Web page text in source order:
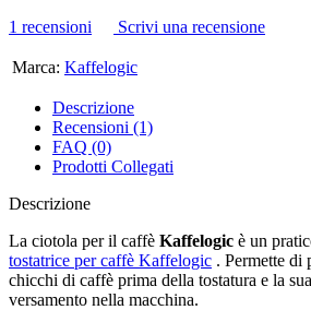
1 recensioni
Scrivi una recensione
Marca: Kaffelogic
Descrizione
Recensioni (1)
FAQ (0)
Prodotti Collegati
Descrizione
La ciotola per il caffè Kaffelogic è un
tostatrice per caffè Kaffelogic . Permette di
chicchi di caffè prima della tostatura e la
versamento nella macchina.